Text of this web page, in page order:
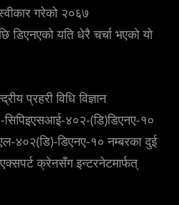
गरेको २०६७
डिएनएको यति धेरै चर्चा भएको यो
प्रहरी विधि विज्ञान
४०२-(डि)डिएनए-१०
४०२(डि)-डिएनए-१० नम्बरका दुई
एक्सपर्ट क्रेनसँग इन्टरनेटमार्फत्